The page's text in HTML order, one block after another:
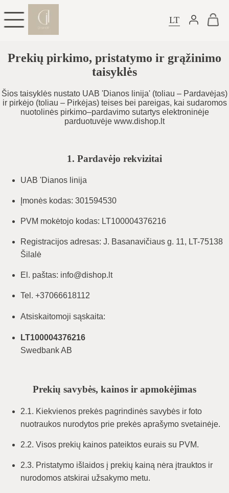
LT
Prekių pirkimo, pristatymo ir grąžinimo
taisyklės
Šios taisyklės nustato UAB 'Dianos linija' (toliau – Pardavėjas)
ir pirkėjo (toliau – Pirkėjas) teises bei pareigas, kai sudaromos
nuotolinės pirkimo–pardavimo sutartys elektroninėje
parduotuvėje www.dishop.lt
1. Pardavėjo rekvizitai
UAB 'Dianos linija
Įmonės kodas: 301594530
PVM mokėtojo kodas: LT100004376216
Registracijos adresas: J. Basanavičiaus g. 11, LT-75138
Šilalė
El. paštas: info@dishop.lt
Tel. +37066618112
Atsiskaitomoji sąskaita:
LT100004376216
Swedbank AB
Prekių savybės, kainos ir apmokėjimas
2.1. Kiekvienos prekės pagrindinės savybės ir foto
nuotraukos nurodytos prie prekės aprašymo svetainėje.
2.2. Visos prekių kainos pateiktos eurais su PVM.
2.3. Pristatymo išlaidos į prekių kainą nėra įtrauktos ir
nurodomos atskirai užsakymo metu.